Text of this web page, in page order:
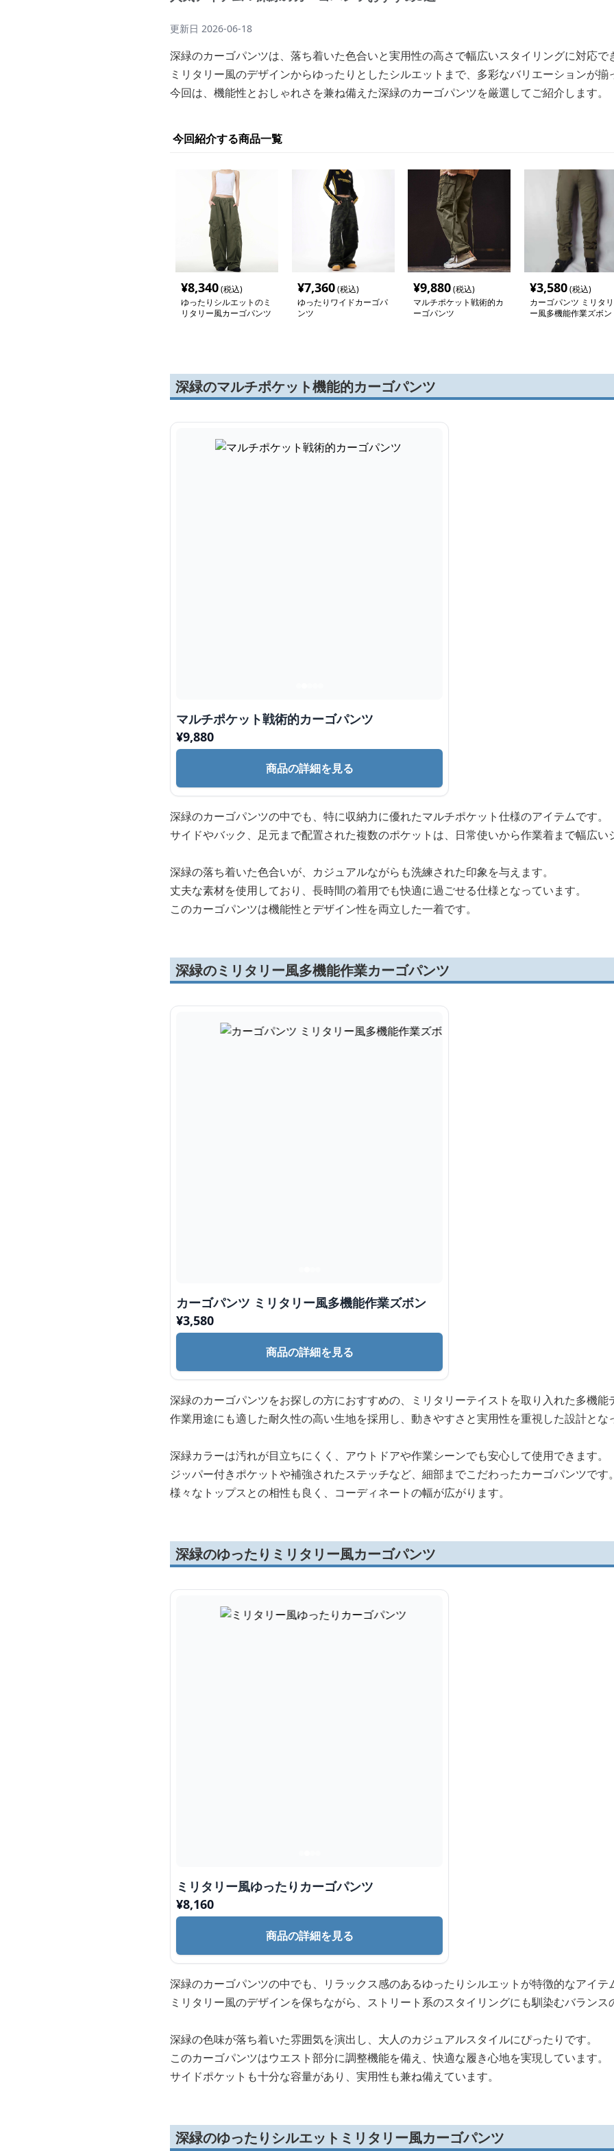
更新日 2026-06-18
深緑のカーゴパンツは、落ち着いた色合いと実用性の高さで幅広いスタイリングに対応で
ミリタリー風のデザインからゆったりとしたシルエットまで、多彩なバリエーションが揃
今回は、機能性とおしゃれさを兼ね備えた深緑のカーゴパンツを厳選してご紹介します。
今回紹介する商品一覧
¥8,340(税込)
ゆったりシルエットのミ
リタリー風カーゴパンツ
¥7,360(税込)
ゆったりワイドカーゴパ
ンツ
¥9,880(税込)
マルチポケット戦術的カ
ーゴパンツ
¥3,580(税込)
カーゴパンツ ミリタリ
ー風多機能作業ズボン
深緑のマルチポケット機能的カーゴパンツ
マルチポケット戦術的カーゴパンツ
¥9,880
商品の詳細を見る
深緑のカーゴパンツの中でも、特に収納力に優れたマルチポケット仕様のアイテムです。
サイドやバック、足元まで配置された複数のポケットは、日常使いから作業着まで幅広い
深緑の落ち着いた色合いが、カジュアルながらも洗練された印象を与えます。
丈夫な素材を使用しており、長時間の着用でも快適に過ごせる仕様となっています。
このカーゴパンツは機能性とデザイン性を両立した一着です。
深緑のミリタリー風多機能作業カーゴパンツ
カーゴパンツ ミリタリー風多機能作業ズボン
¥3,580
商品の詳細を見る
深緑のカーゴパンツをお探しの方におすすめの、ミリタリーテイストを取り入れた多機能
作業用途にも適した耐久性の高い生地を採用し、動きやすさと実用性を重視した設計とな
深緑カラーは汚れが目立ちにくく、アウトドアや作業シーンでも安心して使用できます。
ジッパー付きポケットや補強されたステッチなど、細部までこだわったカーゴパンツです。
様々なトップスとの相性も良く、コーディネートの幅が広がります。
深緑のゆったりミリタリー風カーゴパンツ
ミリタリー風ゆったりカーゴパンツ
¥8,160
商品の詳細を見る
深緑のカーゴパンツの中でも、リラックス感のあるゆったりシルエットが特徴的なアイテ
ミリタリー風のデザインを保ちながら、ストリート系のスタイリングにも馴染むバランス
深緑の色味が落ち着いた雰囲気を演出し、大人のカジュアルスタイルにぴったりです。
このカーゴパンツはウエスト部分に調整機能を備え、快適な履き心地を実現しています。
サイドポケットも十分な容量があり、実用性も兼ね備えています。
深緑のゆったりシルエットミリタリー風カーゴパンツ